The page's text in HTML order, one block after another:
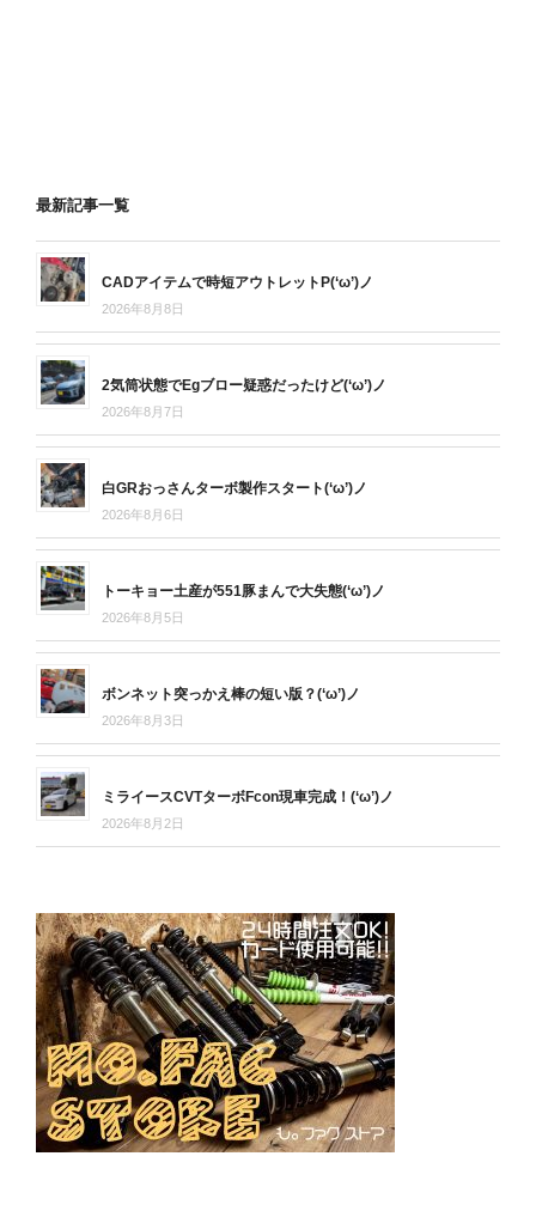
最新記事一覧
CADアイテムで時短アウトレットP(‘ω’)ノ
2026年8月8日
2気筒状態でEgブロー疑惑だったけど(‘ω’)ノ
2026年8月7日
白GRおっさんターボ製作スタート(‘ω’)ノ
2026年8月6日
トーキョー土産が551豚まんで大失態(‘ω’)ノ
2026年8月5日
ボンネット突っかえ棒の短い版？(‘ω’)ノ
2026年8月3日
ミライースCVTターボFcon現車完成！(‘ω’)ノ
2026年8月2日